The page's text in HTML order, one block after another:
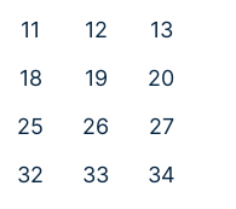
11 12
13
18 19
20
25 26
27
32 33
34